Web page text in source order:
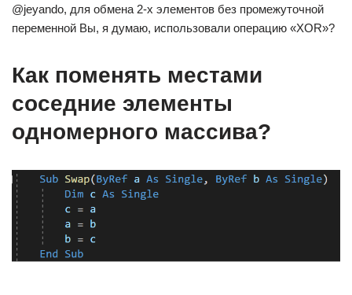
@jeyando, для обмена 2-х элементов без промежуточной
переменной Вы, я думаю, использовали операцию «XOR»?
Как поменять местами
соседние элементы
одномерного массива?